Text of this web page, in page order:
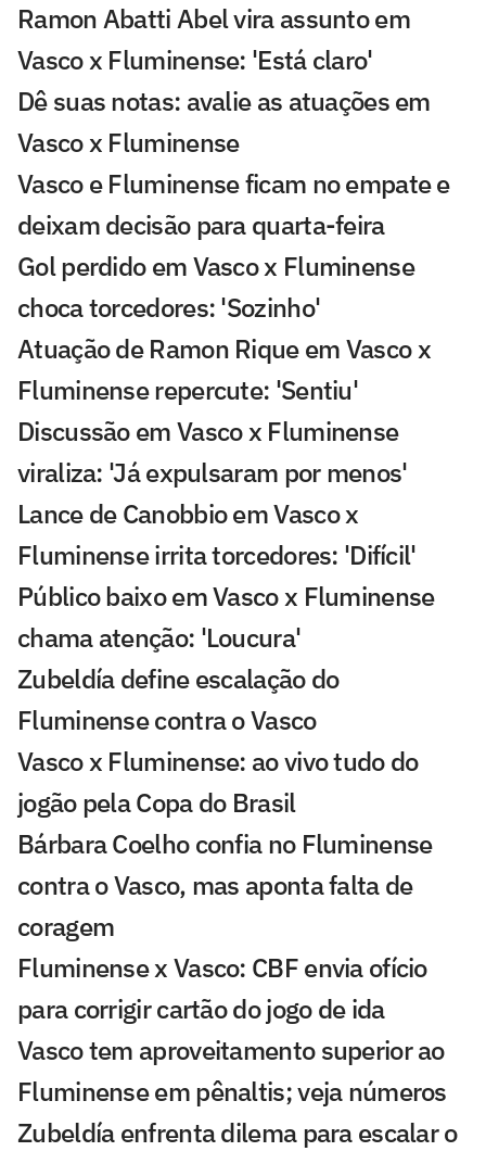
Ramon Abatti Abel vira assunto em
Vasco x Fluminense: 'Está claro'
Dê suas notas: avalie as atuações em
Vasco x Fluminense
Vasco e Fluminense ficam no empate e
deixam decisão para quarta-feira
Gol perdido em Vasco x Fluminense
choca torcedores: 'Sozinho'
Atuação de Ramon Rique em Vasco x
Fluminense repercute: 'Sentiu'
Discussão em Vasco x Fluminense
viraliza: 'Já expulsaram por menos'
Lance de Canobbio em Vasco x
Fluminense irrita torcedores: 'Difícil'
Público baixo em Vasco x Fluminense
chama atenção: 'Loucura'
Zubeldía define escalação do
Fluminense contra o Vasco
Vasco x Fluminense: ao vivo tudo do
jogão pela Copa do Brasil
Bárbara Coelho confia no Fluminense
contra o Vasco, mas aponta falta de
coragem
Fluminense x Vasco: CBF envia ofício
para corrigir cartão do jogo de ida
Vasco tem aproveitamento superior ao
Fluminense em pênaltis; veja números
Zubeldía enfrenta dilema para escalar o